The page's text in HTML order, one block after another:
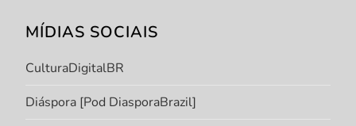
MÍDIAS SOCIAIS
CulturaDigitalBR
Diáspora [Pod DiasporaBrazil]